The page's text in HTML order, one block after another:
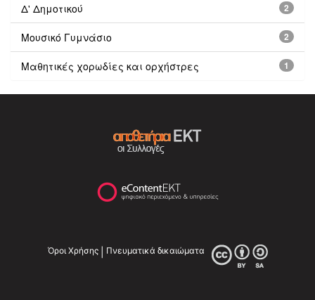
2
Δ' Δημοτικού
2
Μουσικό Γυμνάσιο
1
Μαθητικές χορωδίες και ορχήστρες